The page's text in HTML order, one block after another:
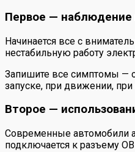
Первое —
Начинается все с
нестабильную работу
Запишите все симптомы —
запуске, при движении,
Второе —
Современные автомобили
подключается к разъему